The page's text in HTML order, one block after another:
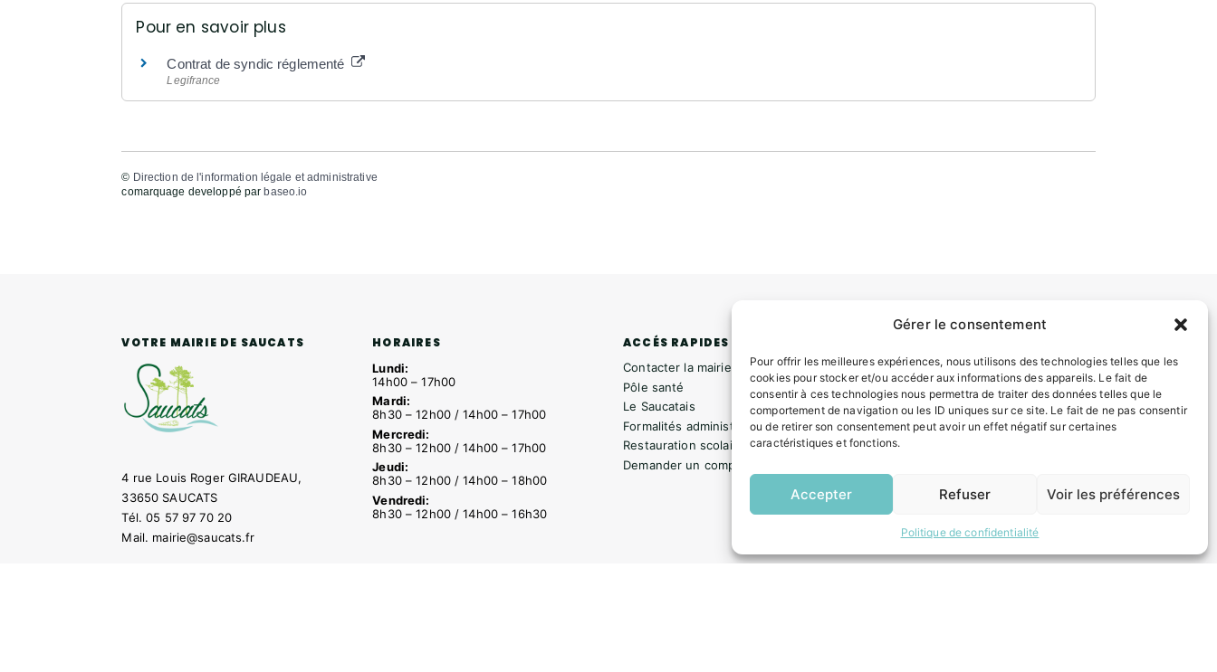
Gérer le consentement
Pour offrir les meilleures expériences, nous utilisons des technologies telles que les
cookies pour stocker et/ou accéder aux informations des appareils. Le fait de
consentir à ces technologies nous permettra de traiter des données telles que le
comportement de navigation ou les ID uniques sur ce site. Le fait de ne pas consentir
ou de retirer son consentement peut avoir un effet négatif sur certaines
caractéristiques et fonctions.
Accepter Refuser Voir les préférences
Politique de confidentialité
Pour en savoir plus
Contrat de syndic réglementé
Legifrance
© Direction de l'information légale et administrative
comarquage developpé par baseo.io
VOTRE MAIRIE DE SAUCATS
4 rue Louis Roger GIRAUDEAU,
33650 SAUCATS
Tél.05 57 97 70 20
Mail. mairie@saucats.fr
HORAIRES
Lundi:
14h00 – 17h00
Mardi:
8h30 – 12h00 / 14h00 – 17h00
Mercredi:
8h30 – 12h00 / 14h00 – 17h00
Jeudi:
8h30 – 12h00 / 14h00 – 18h00
Vendredi:
8h30 – 12h00 / 14h00 – 16h30
ACCÉS RAPIDES
Contacter la mairie
Pôle santé
Le Saucatais
Formalités administratives
Restauration scolaire
Demander un composteur
Mentions légales
Politique de confidentialité
Plan du site